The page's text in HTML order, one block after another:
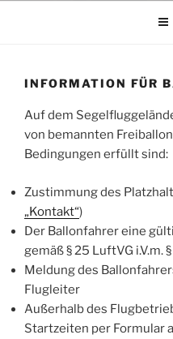
INFORMATION FÜR
Auf dem
von bemannten
Bedingungen erfüllt sind:
Zustimmung des
„Kontakt“)
Der Ballonfahrer eine
gemäß § 25 LuftVG i.V.m.
Meldung des
Flugleiter
Außerhalb des
Startzeiten per Formular